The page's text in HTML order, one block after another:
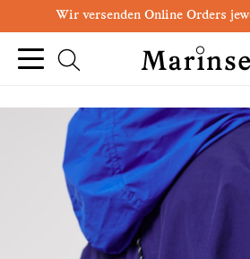
Wir versenden Online Orders